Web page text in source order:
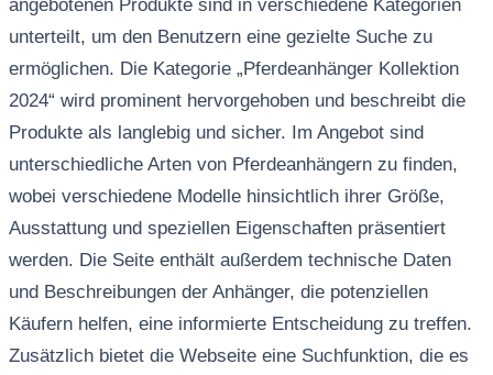
angebotenen Produkte sind in verschiedene Kategorien
unterteilt, um den Benutzern eine gezielte Suche zu
ermöglichen. Die Kategorie „Pferdeanhänger Kollektion
2024“ wird prominent hervorgehoben und beschreibt die
Produkte als langlebig und sicher. Im Angebot sind
unterschiedliche Arten von Pferdeanhängern zu finden,
wobei verschiedene Modelle hinsichtlich ihrer Größe,
Ausstattung und speziellen Eigenschaften präsentiert
werden. Die Seite enthält außerdem technische Daten
und Beschreibungen der Anhänger, die potenziellen
Käufern helfen, eine informierte Entscheidung zu treffen.
Zusätzlich bietet die Webseite eine Suchfunktion, die es